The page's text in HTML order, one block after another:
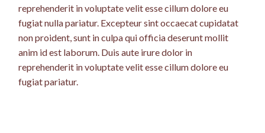
reprehenderit in voluptate velit esse cillum dolore eu
fugiat nulla pariatur. Excepteur sint occaecat cupidatat
non proident, sunt in culpa qui officia deserunt mollit
anim id est laborum. Duis aute irure dolor in
reprehenderit in voluptate velit esse cillum dolore eu
fugiat pariatur.